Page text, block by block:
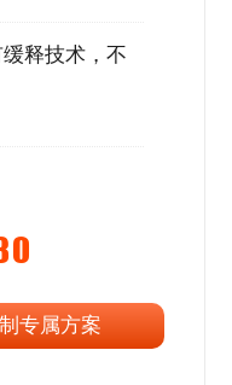
释技术，不
专属方案